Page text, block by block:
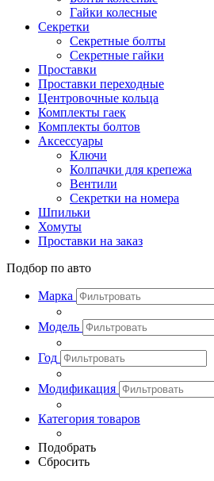
Гайки колесные
Секретки
Секретные болты
Секретные гайки
Проставки
Проставки переходные
Центровочные кольца
Комплекты гаек
Комплекты болтов
Аксессуары
Ключи
Колпачки для крепежа
Вентили
Секретки на номера
Шпильки
Хомуты
Проставки на заказ
Подбор по авто
Марка
Модель
Год
Модификация
Категория товаров
Подобрать
Сбросить